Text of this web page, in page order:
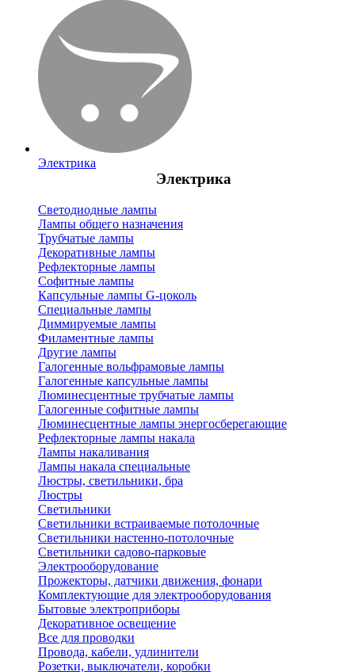
Электрика
Электрика
Светодиодные лампы
Лампы общего назначения
Трубчатые лампы
Декоративные лампы
Рефлекторные лампы
Софитные лампы
Капсульные лампы G-цоколь
Специальные лампы
Диммируемые лампы
Филаментные лампы
Другие лампы
Галогенные вольфрамовые лампы
Галогенные капсульные лампы
Люминесцентные трубчатые лампы
Галогенные софитные лампы
Люминесцентные лампы энергосберегающие
Рефлекторные лампы накала
Лампы накаливания
Лампы накала специальные
Люстры, светильники, бра
Люстры
Светильники
Светильники встраиваемые потолочные
Светильники настенно-потолочные
Светильники садово-парковые
Электрооборудование
Прожекторы, датчики движения, фонари
Комплектующие для электрооборудования
Бытовые электроприборы
Декоративное освещение
Все для проводки
Провода, кабели, удлинители
Розетки, выключатели, коробки